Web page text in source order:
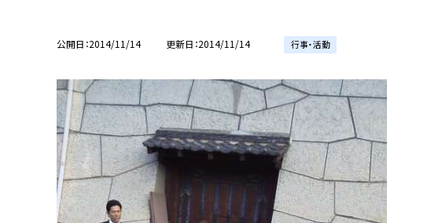
公開日 2014/11/14 更新日 2014/11/14 行事・活動